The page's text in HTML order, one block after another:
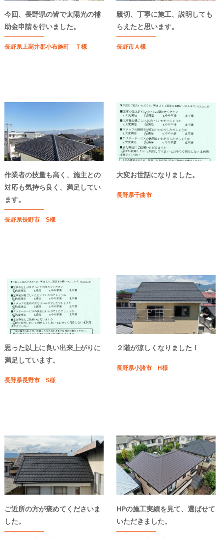
今回、長野県の皆で太陽光の補
助金申請を行いました。
長野県上高井郡小布施町 Ｔ様
親切、丁寧に施工、説明しても
らえたと思います。
長野市Ａ様
作業者の技量も高く、施主との
対応も気持ち良く、満足してい
ます。
長野県長野市 S様
大変お世話になりました。
長野県千曲市
思った以上に良い出来上がりに
満足しています。
長野県長野市 S様
２階が涼しくなりました！
長野県小諸市 H様
ご近所の方が褒めてくださいま
した。
HPの施工実績を見て、選ばせて
いただきました。